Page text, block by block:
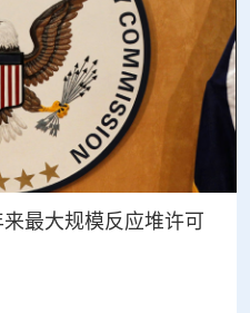
最大规模反应堆许可